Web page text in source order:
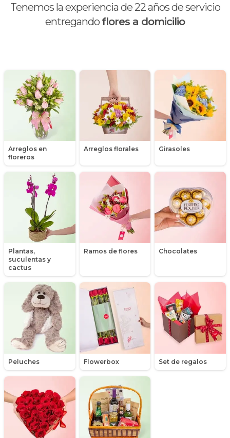
Tenemos la experiencia de 22años de servicio
entregando flores a domicilio
Arreglos en
floreros
Arreglos florales Girasoles
Plantas,
suculentas y
cactus
Ramos de flores Chocolates
Peluches Flowerbox Set de regalos
Nacimiento de niños
Peluches
Peonias
Productos con retiro en Nuestra Florería
Promociones y Ofertas
Ramos de Flores
Ramos de Novia
Ramos de Rosas
Ranúnculos
Regalos a Domicilio
Regalos para Hombres
Regalos para niños
Rosas
Rosas Amarillas
Rosas Arcoíris
Rosas Azules
Rosas Bicolor Blancas-Rojas
Rosas Blancas